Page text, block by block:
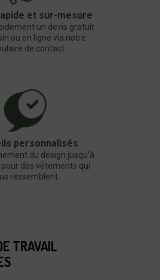
et sur-mesure
un devis gratuit
ou en ligne via notre
de contact.
personnalisés
du design jusqu’à
pour des vêtements qui
ressemblent.
TRAVAIL